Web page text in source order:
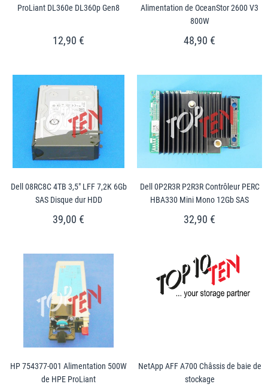
ProLiant DL360e DL360p Gen8
12,90 €
Alimentation de OceanStor 2600 V3
800W
48,90 €
Dell 08RC8C 4TB 3,5" LFF 7,2K 6Gb
SAS Disque dur HDD
39,00 €
Dell 0P2R3R P2R3R Contrôleur PERC
HBA330 Mini Mono 12Gb SAS
32,90 €
HP 754377-001 Alimentation 500W
de HPE ProLiant
NetApp AFF A700 Châssis de baie de
stockage